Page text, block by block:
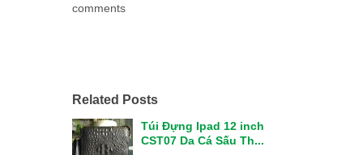
comments
Related Posts
Túi Đựng Ipad 12 inch
CST07 Da Cá Sấu Th...